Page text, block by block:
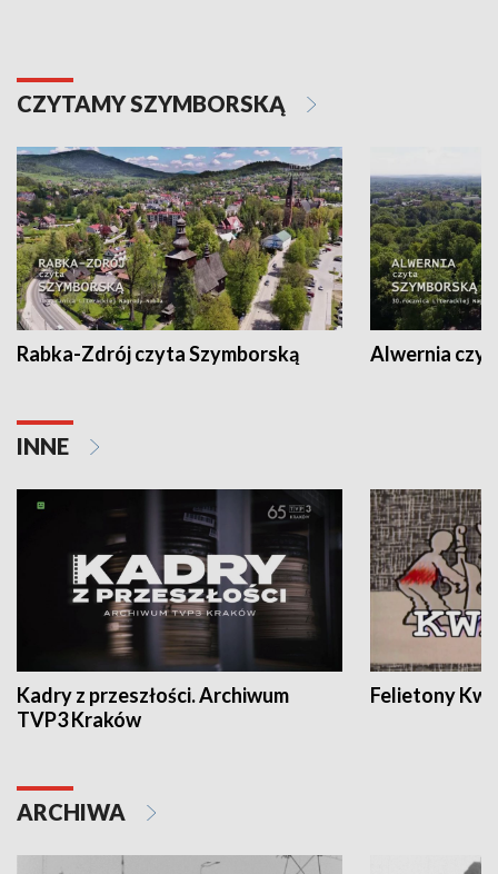
CZYTAMY SZYMBORSKĄ
Rabka-Zdrój czyta Szymborską Alwernia
INNE
Kadry z przeszłości. Archiwum
TVP3 Kraków
Felietony
ARCHIWA